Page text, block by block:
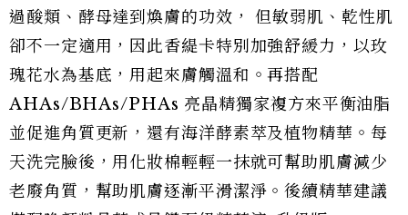
過酸類、酵母達到煥膚的功效， 但敏弱肌、乾性肌
卻不一定適用，因此香緹卡特別加強舒緩力，以玫
瑰花水為基底，用起來膚觸溫和。再搭配
AHAs/BHAs/PHAs 亮晶精獨家複方來平衡油脂
並促進角質更新，還有海洋酵素萃及植物精華。每
天洗完臉後，用化妝棉輕輕一抹就可幫助肌膚減少
老廢角質，幫助肌膚逐漸平滑潔淨。後續精華建議